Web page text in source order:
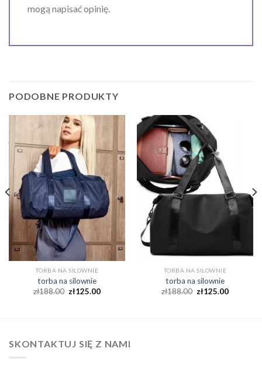
mogą napisać opinię.
PODOBNE PRODUKTY
TORBA NA SILOWNIE
torba na silownie
zł188.00 zł125.00
TORBA NA SILOWNIE
torba na silownie
zł188.00 zł125.00
SKONTAKTUJ SIĘ Z NAMI